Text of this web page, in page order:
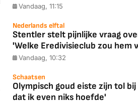
Vandaag, 11:15
Nederlands elftal
Stentler stelt pijnlijke vraag
'Welke Eredivisieclub zou hem
Vandaag, 10:32
Schaatsen
Olympisch goud eiste zijn tol bij
dat ik even niks hoefde'